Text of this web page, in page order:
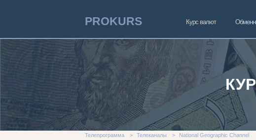
PROKURS Курс валют
Телепрограмма > Телеканалы > National Geographic Channel